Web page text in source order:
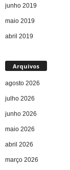
junho 2019
maio 2019
abril 2019
Arquivos
agosto 2026
julho 2026
junho 2026
maio 2026
abril 2026
março 2026